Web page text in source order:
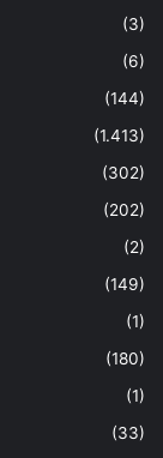
(3)
(6)
(144)
(1.413)
(302)
(202)
(2)
(149)
(1)
(180)
(1)
(33)